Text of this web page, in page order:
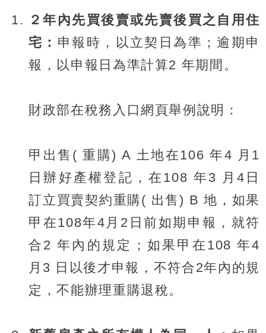
２年內先買後賣或先賣後買之自用住
宅： 申報時，以立契日為準；逾期申
報，以申報日為準計算2 年期間。
財政部在稅務入口網頁舉例說明：
甲出售( 重購) A 土地在106 年4 月1
日辦好產權登記，在108 年3 月4日
訂立買賣契約重購( 出售) B 地，如果
甲在108年4月2日前如期申報，就符
合2 年內的規定；如果甲在108 年4
月3 日以後才申報，不符合2年內的規
定，不能辦理重購退稅。